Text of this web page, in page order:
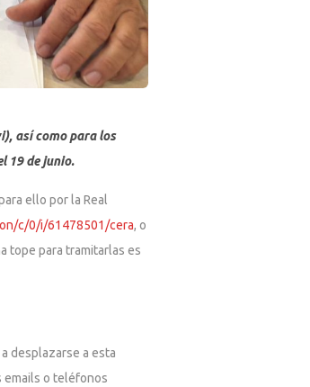
así como para los
19 de junio.
ello por la Real
c/0/i/61478501/cera, o
tope para tramitarlas es
desplazarse a esta
emails o teléfonos